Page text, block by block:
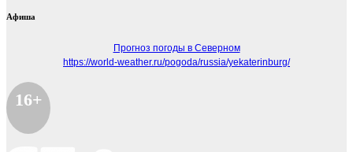
Афиша
Прогноз погоды в Северном
https://world-weather.ru/pogoda/russia/yekaterinburg/
16+